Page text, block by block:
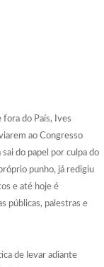
do País, Ives
ao Congresso
do papel por culpa do
punho, já redigiu
e até hoje é
públicas, palestras e
de levar adiante